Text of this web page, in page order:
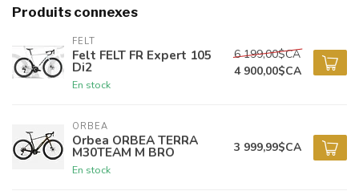
Produits connexes
FELT
Felt FELT FR Expert 105
Di2
En stock
6 199,00$CA
4 900,00$CA
ORBEA
Orbea ORBEA TERRA
M30TEAM M BRO
En stock
3 999,99$CA